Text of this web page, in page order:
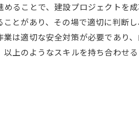
ることで、建設プロジェクトを
とがあり、その場で適切に判断
は適切な安全対策が必要であり
上のようなスキルを持ち合わせ